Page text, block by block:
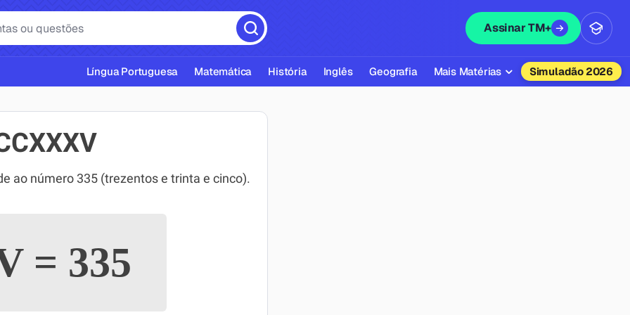
Assinar TM+
ABNT
Língua Portuguesa Matemática História Inglês Geografia Mais Matérias Simuladão 2026
ao número 335 (trezentos e trinta e cinco).
= 335